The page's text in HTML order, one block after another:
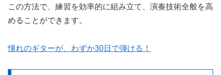
この方法で、練習を効率的に組み立て、演奏技術全般を高
めることができます。
憧れのギターが、わずか30日で弾ける！